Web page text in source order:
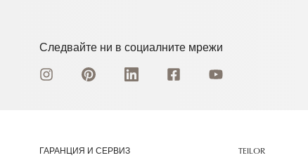
Следвайте ни в социалните мрежи
ГАРАНЦИЯ И СЕРВИЗ TEILOR